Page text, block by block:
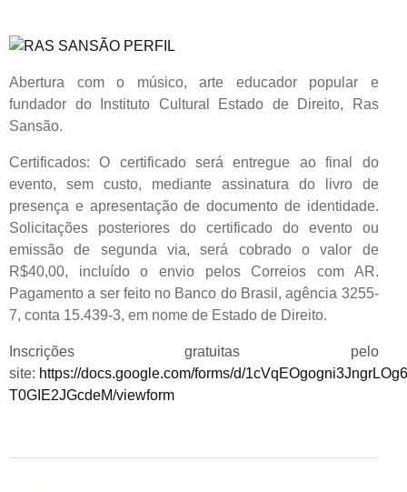
Abertura com o músico, arte educador popular e
fundador do Instituto Cultural Estado de Direito, Ras
Sansão.
Certificados: O certificado será entregue ao final do
evento, sem custo, mediante assinatura do livro de
presença e apresentação de documento de identidade.
Solicitações posteriores do certificado do evento ou
emissão de segunda via, será cobrado o valor de
R$40,00, incluído o envio pelos Correios com AR.
Pagamento a ser feito no Banco do Brasil, agência 3255-
7, conta 15.439-3, em nome de Estado de Direito.
Inscrições gratuitas pelo
site: https://docs.google.com/forms/d/
T0GIE2JGcdeM/viewform